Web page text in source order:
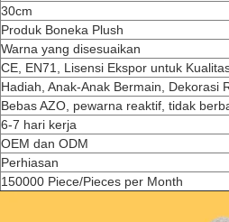
30cm
Produk Boneka Plush
Warna yang disesuaikan
CE, EN71, Lisensi Ekspor untuk
Hadiah, Anak-Anak Bermain, Dekorasi
Bebas AZO, pewarna reaktif, tidak
6-7 hari kerja
OEM dan ODM
Perhiasan
150000 Piece/Pieces per Month